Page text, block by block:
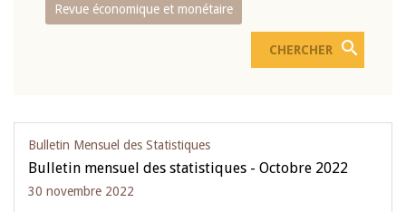
Revue économique et monétaire
Bulletin Mensuel des Statistiques
Bulletin mensuel des statistiques - Octobre 2022
30 novembre 2022